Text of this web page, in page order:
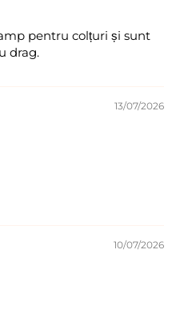
pentru colțuri și sunt
drag.
13/07/2026
10/07/2026